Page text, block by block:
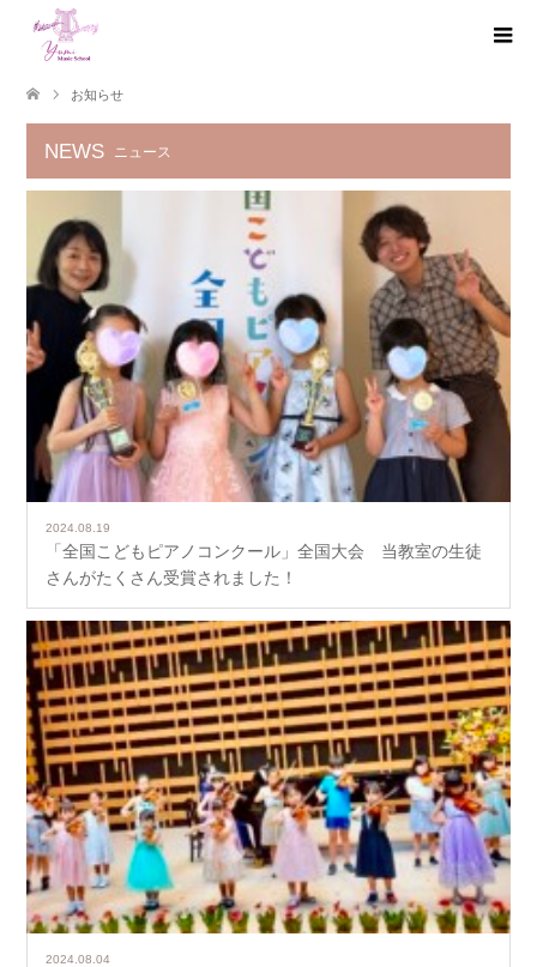
お知らせ
NEWS ニュース
2024.08.19
「全国こどもピアノコンクール」全国大会 当教室の生徒
さんがたくさん受賞されました！
2024.08.04